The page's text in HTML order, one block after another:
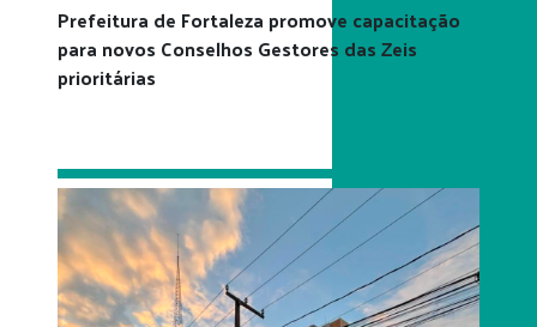
Prefeitura de Fortaleza promove capacitação
para novos Conselhos Gestores das Zeis
prioritárias